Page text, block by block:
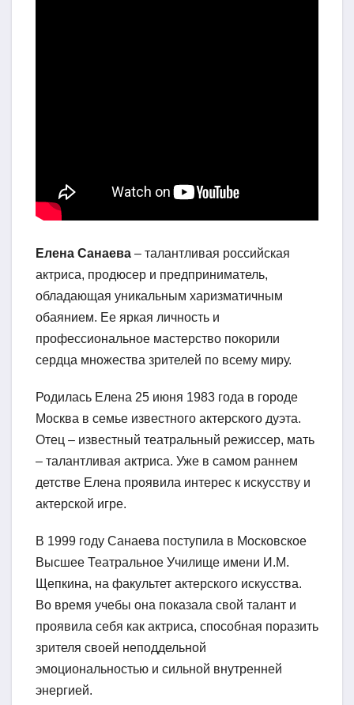
Елена Санаева – талантливая российская
актриса, продюсер и предприниматель,
обладающая уникальным харизматичным
обаянием. Ее яркая личность и
профессиональное мастерство покорили
сердца множества зрителей по всему миру.
Родилась Елена 25 июня 1983 года в городе
Москва в семье известного актерского дуэта.
Отец – известный театральный режиссер, мать
– талантливая актриса. Уже в самом раннем
детстве Елена проявила интерес к искусству и
актерской игре.
В 1999 году Санаева поступила в Московское
Высшее Театральное Училище имени И.М.
Щепкина, на факультет актерского искусства.
Во время учебы она показала свой талант и
проявила себя как актриса, способная поразить
зрителя своей неподдельной
эмоциональностью и сильной внутренней
энергией.